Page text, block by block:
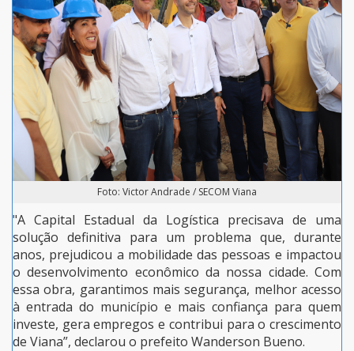
Foto: Victor Andrade / SECOM Viana
"A Capital Estadual da Logística precisava de uma
solução definitiva para um problema que, durante
anos, prejudicou a mobilidade das pessoas e impactou
o desenvolvimento econômico da nossa cidade. Com
essa obra, garantimos mais segurança, melhor acesso
à entrada do município e mais confiança para quem
investe, gera empregos e contribui para o crescimento
de Viana”, declarou o prefeito Wanderson Bueno.